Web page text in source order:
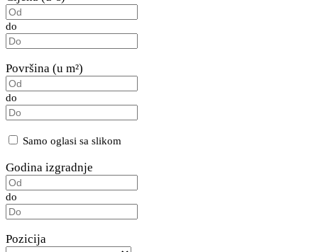
do
Površina (u m²)
do
Samo oglasi sa slikom
Godina izgradnje
do
Pozicija